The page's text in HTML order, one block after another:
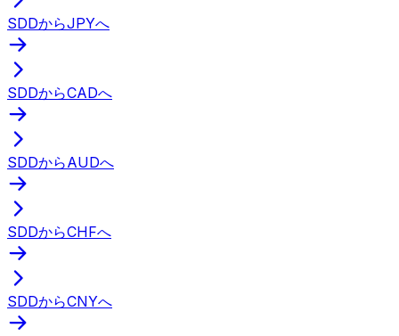
SDDからJPYへ
SDDからCADへ
SDDからAUDへ
SDDからCHFへ
SDDからCNYへ